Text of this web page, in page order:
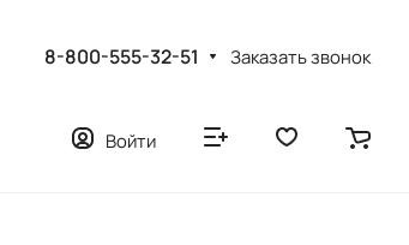
8-800-555-32-51 Заказать звонок
Войти